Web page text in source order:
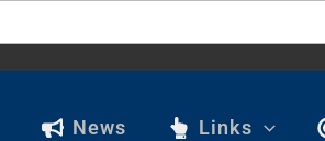
News Links